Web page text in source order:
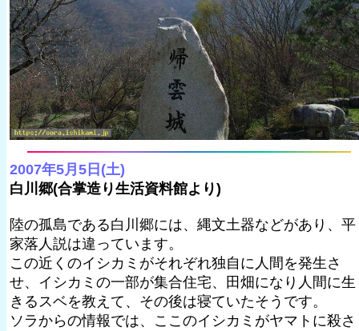
2007年5月5日(土)
白川郷(合掌造り生活資料館より)
陸の孤島である白川郷には、縄文土器などがあり、平
家落人説は違っています。
この近くのイシカミがそれぞれ独自に人間を発生さ
せ、イシカミの一部が集合住宅、田畑になり人間に生
きるスベを教えて、その後は寝ていたそうです。
ソラからの情報では、ここのイシカミがヤマトに殺さ